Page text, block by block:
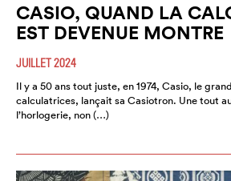
CASIO, QUAND LA
EST DEVENUE MONTRE
JUILLET 2024
Il y a 50 ans tout juste, en 1974, Casio, le
calculatrices, lançait sa Casiotron. Une tout
l’horlogerie, non (…)